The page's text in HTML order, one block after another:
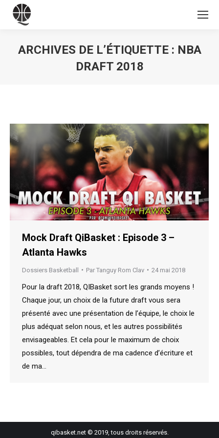
ARCHIVES DE L’ÉTIQUETTE : NBA
DRAFT 2018
Mock Draft QiBasket : Episode 3 –
Atlanta Hawks
Dossiers Basketball Par Tanguy Rom Clav 24 mai 2018
Pour la draft 2018, QIBasket sort les grands moyens !
Chaque jour, un choix de la future draft vous sera
présenté avec une présentation de l’équipe, le choix le
plus adéquat selon nous, et les autres possibilités
envisageables. Et cela pour le maximum de choix
possibles, tout dépendra de ma cadence d’écriture et
de ma…
qibasket.net © 2019, tous droits réservés.